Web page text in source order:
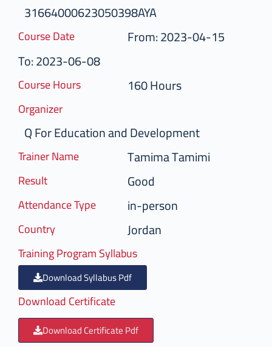
31664000623050398AYA
Course Date
From: 2023-04-15
To: 2023-06-08
Course Hours 160 Hours
Organizer
Q For Education and Development
Trainer Name Tamima Tamimi
Result Good
Attendance Type in-person
Country Jordan
Training Program Syllabus
Download Syllabus Pdf
Download Certificate
Download Certificate Pdf